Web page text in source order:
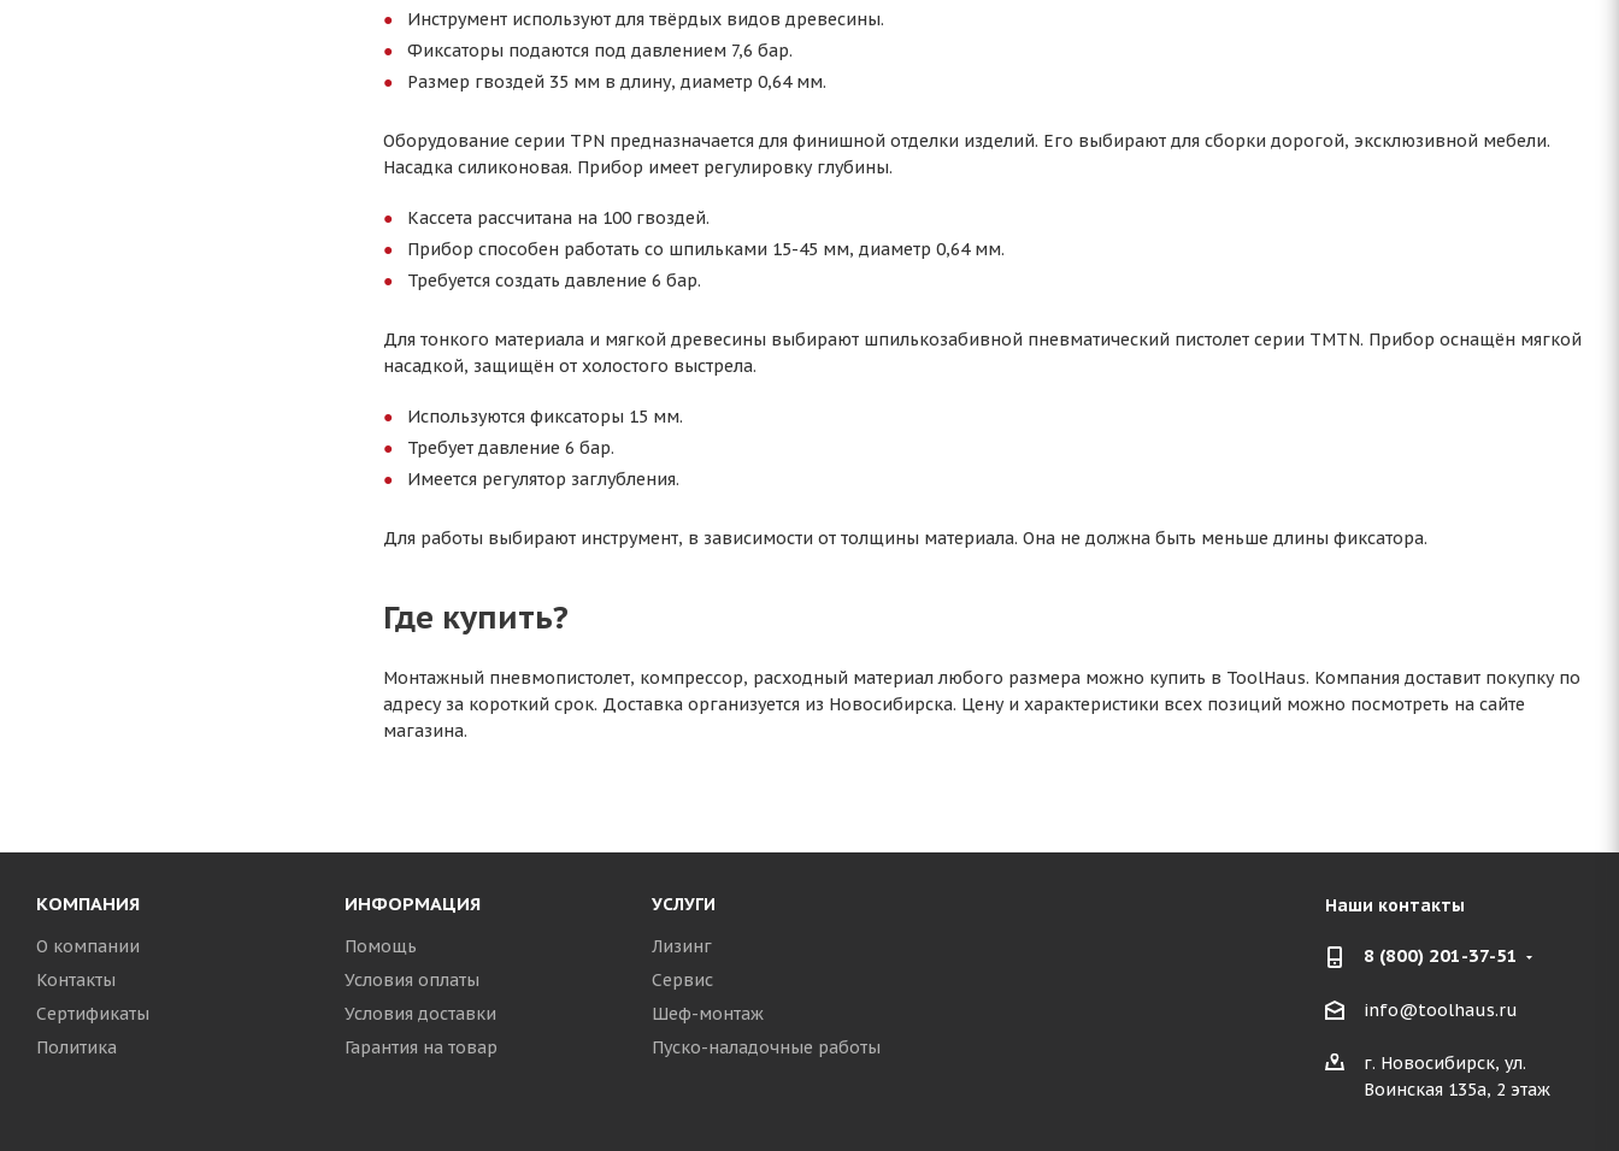
Инструмент используют для твёрдых видов древесины.
Фиксаторы подаются под давлением 7,6 бар.
Размер гвоздей 35 мм в длину, диаметр 0,64 мм.
Оборудование серии TPN предназначается для финишной отделки изделий. Его выбирают для сборки дорогой, эксклюзивной мебели.
Насадка силиконовая. Прибор имеет регулировку глубины.
Кассета рассчитана на 100 гвоздей.
Прибор способен работать со шпильками 15-45 мм, диаметр 0,64 мм.
Требуется создать давление 6 бар.
Для тонкого материала и мягкой древесины выбирают шпилькозабивной пневматический пистолет серии TMTN. Прибор оснащён мягкой
насадкой, защищён от холостого выстрела.
Используются фиксаторы 15 мм.
Требует давление 6 бар.
Имеется регулятор заглубления.
Для работы выбирают инструмент, в зависимости от толщины материала. Она не должна быть меньше длины фиксатора.
Где купить?
Монтажный пневмопистолет, компрессор, расходный материал любого размера можно купить в ToolHaus. Компания доставит покупку по
адресу за короткий срок. Доставка организуется из Новосибирска. Цену и характеристики всех позиций можно посмотреть на сайте
магазина.
КОМПАНИЯ
О компании
Контакты
Сертификаты
Политика
ИНФОРМАЦИЯ
Помощь
Условия оплаты
Условия доставки
Гарантия на товар
УСЛУГИ
Лизинг
Сервис
Шеф-монтаж
Пуско-наладочные работы
Наши контакты
8 (800) 201-37-51
info@toolhaus.ru
г. Новосибирск, ул.
Воинская 135а, 2 этаж